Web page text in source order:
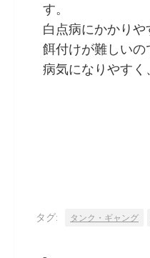
す。
白点病にかかりや
餌付けが難しいの
病気になりやすく
タグ: タンク・ギャング